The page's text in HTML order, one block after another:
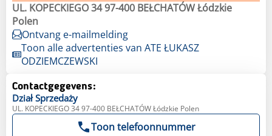
UL. KOPECKIEGO 34 97-400 BEŁCHATÓW Łódzkie
Polen
Ontvang e-mailmelding
Toon alle advertenties van ATE ŁUKASZ
ODZIEMCZEWSKI
Contactgegevens:
Dział Sprzedaży
UL. KOPECKIEGO 34 97-400 BEŁCHATÓW Łódzkie Polen
Toon telefoonnummer